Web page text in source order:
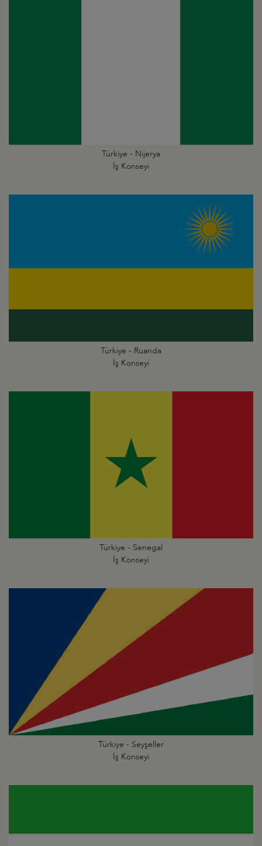
Türkiye - Nijerya
İş Konseyi
Türkiye - Ruanda
İş Konseyi
Türkiye - Senegal
İş Konseyi
Türkiye - Seyşeller
İş Konseyi